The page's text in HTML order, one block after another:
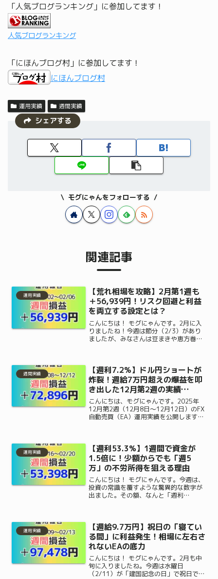
「人気ブログランキング」に参加してます！
人気ブログランキング
「にほんブログ村」に参加してます！
にほんブログ村
運用実績 週間実績
シェアする
モグにゃんをフォローする
関連記事
運用実績
【荒れ相場を攻略】2月第1週も
＋56,939円！リスク回避と利益
を両立する設定とは？
こんにちは！ モグにゃんです。2月に入
りましたね！今週は節分（2/3）があり
ましたが、みなさんは豆まきや恵方巻な
側に呼び込んでくれて...
週間実績
【週利7.2%】ドル円ショートが
炸裂！週給7万円超えの爆益を叩
き出した12月第2週の実績
（12/8～12/12）
こんにちは、モグにゃんです。2025年
12月第2週（12月8日～12月12日）のFX
自動売買（EA）運用実績を公開します。
いる」と...
運用実績
【週利53.3%】1週間で資金が
1.5倍に！少額からでも「週5
万」の不労所得を狙える理由
こんにちは！ モグにゃんです。今週は、
投資の常識を覆すような驚異的な数字が
出ました。その額、なんと「週利
っくり見ていただきたいで...
運用実績
【週給9.7万円】祝日の「寝てい
る間」に利益発生！相場に左右さ
れないEAの底力
こんにちは！ モグにゃんです。2月も中
旬に入りましたね。今週は水曜日
（2/11）が「建国記念の日」で祝日でし